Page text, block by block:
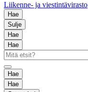
Liikenne- ja viestintävirasto
Hae
Sulje
Hae
Hae
Hae
Hae